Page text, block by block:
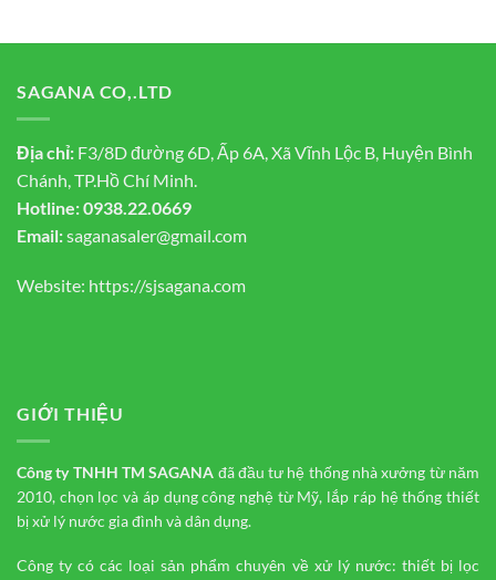
SAGANA CO,.LTD
Địa chỉ: F3/8D đường 6D, Ấp 6A, Xã Vĩnh Lộc B, Huyện Bình
Chánh, TP.Hồ Chí Minh.
Hotline:0938.22.0669
Email:saganasaler@gmail.com
Website: https://sjsagana.com
GIỚI THIỆU
Công ty TNHH TMSAGANA đã đầu tư hệ thống nhà xưởng từ năm
2010, chọn lọc và áp dụng công nghệ từ Mỹ, lắp ráp hệ thống thiết
bị xử lý nước gia đình và dân dụng.
Công ty có các loại sản phẩm chuyên về xử lý nước: thiết bị lọc